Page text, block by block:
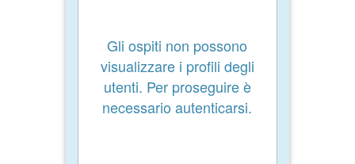
Gli ospiti non possono
visualizzare i profili degli
utenti. Per proseguire è
necessario autenticarsi.